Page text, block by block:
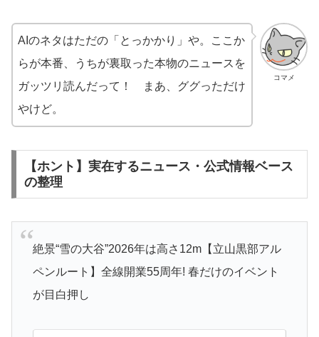
コマメ
AIのネタはただの「とっかかり」や。ここか
らが本番、うちが裏取った本物のニュースを
ガッツリ読んだって！ まあ、ググっただけ
やけど。
【ホント】実在するニュース・公式情報ベース
の整理
絶景“雪の大谷”2026年は高さ12m【立山黒部アル
ペンルート】全線開業55周年! 春だけのイベント
が目白押し